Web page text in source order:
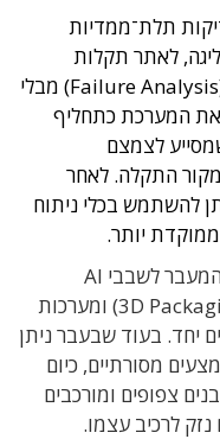
תלת־ממדיות
לאתר תקלות
בשכבות פנימיות ולבצע ניתוחי כשל (Failure Analysis) מבלי
את המערכת כתחליף
לצמצם
התקלה. לאחר
להשתמש בכלי ניתוח
יותר.
הצורך בפתרונות כאלה גובר על רקע המעבר לשבבי AI
מתקדמים, אריזות תלת־ממדיות (3D Packaging) ומערכות
יחד. בעוד שבעבר ניתן
מסורתיים, כיום
צפופים ומורכבים
לרכיב עצמו.